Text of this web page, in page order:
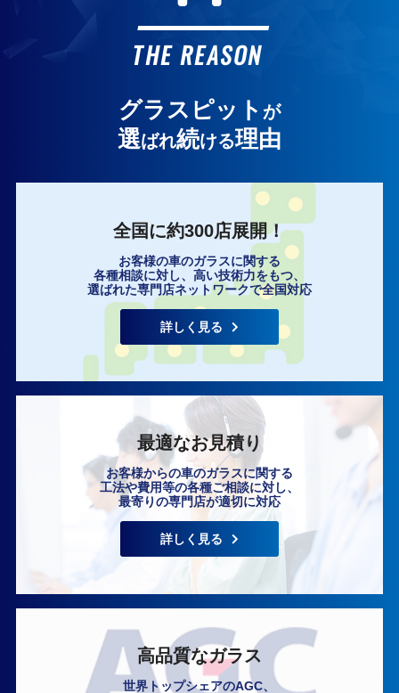
いますぐ無料相談
THE REASON
グラスピット が
選ばれ続ける理由
全国に約300店展開！
お客様の車のガラスに関する
各種相談に対し、高い技術力をもつ、
選ばれた専門店ネットワークで全国対応
詳しく見る
最適なお見積り
お客様からの車のガラスに関する
工法や費用等の各種ご相談に対し、
最寄りの専門店が適切に対応
詳しく見る
高品質なガラス
世界トップシェアのAGC、